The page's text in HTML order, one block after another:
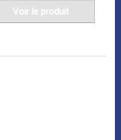
Voir le produit